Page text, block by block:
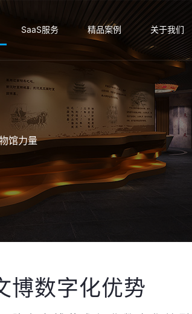
SaaS服务 精品案例 关于我们
馆力量
博数字化优势